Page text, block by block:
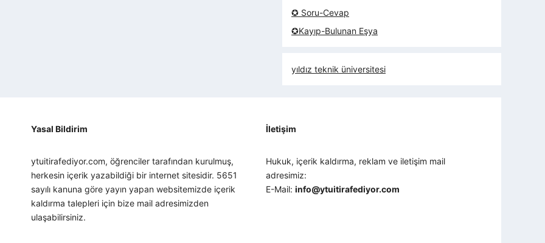
✪ Soru-Cevap
✪Kayıp-Bulunan Eşya
yıldız teknik üniversitesi
Yasal Bildirim
ytuitirafediyor.com, öğrenciler tarafından kurulmuş,
herkesin içerik yazabildiği bir internet sitesidir. 5651
sayılı kanuna göre yayın yapan websitemizde içerik
kaldırma talepleri için bize mail adresimizden
ulaşabilirsiniz.
İletişim
Hukuk, içerik kaldırma, reklam ve iletişim mail
adresimiz:
E-Mail:info@ytuitirafediyor.com